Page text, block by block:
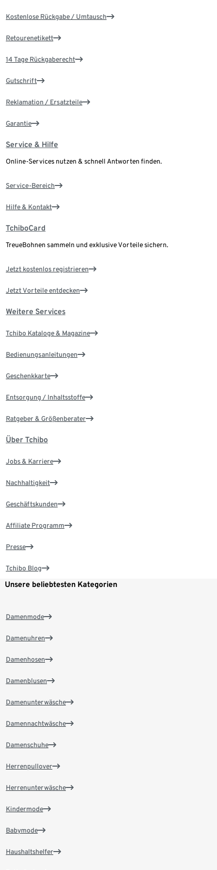
Kostenlose Rückgabe / Umtausch
Retourenetikett
14 Tage Rückgaberecht
Gutschrift
Reklamation / Ersatzteile
Garantie
Service & Hilfe
Online-Services nutzen & schnell Antworten finden.
Service-Bereich
Hilfe & Kontakt
TchiboCard
TreueBohnen sammeln und exklusive Vorteile sichern.
Jetzt kostenlos registrieren
Jetzt Vorteile entdecken
Weitere Services
Tchibo Kataloge & Magazine
Bedienungsanleitungen
Geschenkkarte
Entsorgung / Inhaltsstoffe
Ratgeber & Größenberater
Über Tchibo
Jobs & Karriere
Nachhaltigkeit
Geschäftskunden
Affiliate Programm
Presse
Tchibo Blog
Unsere beliebtesten Kategorien
Damenmode
Damenuhren
Damenhosen
Damenblusen
Damenunterwäsche
Damennachtwäsche
Damenschuhe
Herrenpullover
Herrenunterwäsche
Kindermode
Babymode
Haushaltshelfer